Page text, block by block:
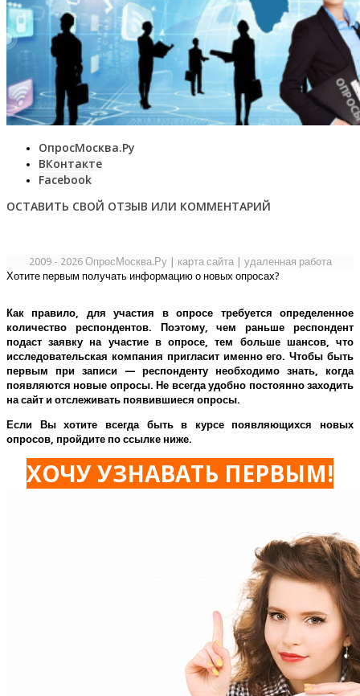
ОпросМосква.Ру
ВКонтакте
Facebook
ОСТАВИТЬ СВОЙ ОТЗЫВ ИЛИ КОММЕНТАРИЙ
2009 - 2026 ОпросМосква.Ру| карта сайта| удаленная работа
Хотите первым получать информацию о новых опросах?
Как правило, для участия в опросе требуется определенное
количество респондентов. Поэтому, чем раньше респондент
подаст заявку на участие в опросе, тем больше шансов, что
исследовательская компания пригласит именно его.Чтобы быть
первым при записи — респонденту необходимо знать, когда
появляются новые опросы. Не всегда удобно постоянно заходить
на сайт и отслеживать появившиеся опросы.
Если Вы хотите всегда быть в курсе появляющихся новых
опросов, пройдите по ссылке ниже.
ХОЧУ УЗНАВАТЬ ПЕРВЫМ!